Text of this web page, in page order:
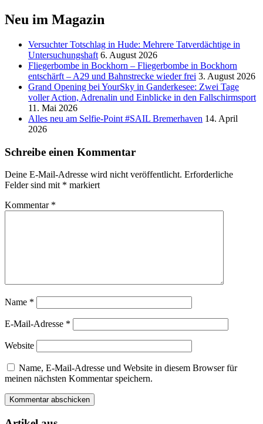
Neu im Magazin
Versucht­er Totschlag in Hude: Mehrere Tatverdächtige in
Untersuchungshaft 6. August 2026
Fliegerbombe in Bockhorn – Fliegerbombe in Bockhorn
entschärft – A29 und Bahnstrecke wieder frei 3. August 2026
Grand Opening bei YourSky in Ganderkesee: Zwei Tage
voller Action, Adrenalin und Einblicke in den Fallschirmsport
11. Mai 2026
Alles neu am Selfie-Point #SAIL Bremerhaven 14. April
2026
Schreibe einen Kommentar
Deine E-Mail-Adresse wird nicht veröffentlicht. Erforderliche
Felder sind mit * markiert
Kommentar *
Name *
E-Mail-Adresse *
Website
Name, E-Mail-Adresse und Website in diesem Browser für
meinen nächsten Kommentar speichern.